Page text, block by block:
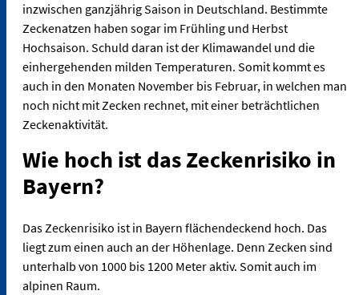
inzwischen ganzjährig Saison in Deutschland. Bestimmte
Zeckenatzen haben sogar im Frühling und Herbst
Hochsaison. Schuld daran ist der Klimawandel und die
einhergehenden milden Temperaturen. Somit kommt es
auch in den Monaten November bis Februar, in welchen man
noch nicht mit Zecken rechnet, mit einer beträchtlichen
Zeckenaktivität.
Wie hoch ist das Zeckenrisiko in
Bayern?
Das Zeckenrisiko ist in Bayern flächendeckend hoch. Das
liegt zum einen auch an der Höhenlage. Denn Zecken sind
unterhalb von 1000 bis 1200 Meter aktiv. Somit auch im
alpinen Raum.